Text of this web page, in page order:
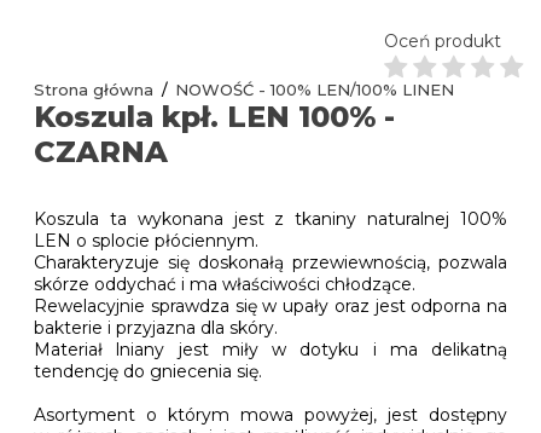
Strona główna NOWOŚĆ - 100% LEN/100% LINEN
Koszula kpł. LEN 100% -
CZARNA
Oceń produkt
Koszula ta wykonana jest z tkaniny naturalnej 100%
LEN o splocie płóciennym.
Charakteryzuje się doskonałą przewiewnością, pozwala
skórze oddychać i ma właściwości chłodzące.
Rewelacyjnie sprawdza się w upały oraz jest odporna na
bakterie i przyjazna dla skóry.
Materiał lniany jest miły w dotyku i ma delikatną
tendencję do gniecenia się.
Asortyment o którym mowa powyżej, jest dostępny